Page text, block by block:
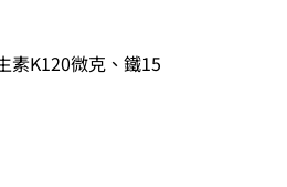
素K120微克、鐵15